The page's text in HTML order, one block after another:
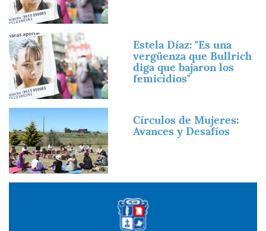
Imagen
Estela Díaz: "Es una
vergüenza que Bullrich
diga que bajaron los
femicidios"
Círculos de Mujeres:
Avances y Desafíos